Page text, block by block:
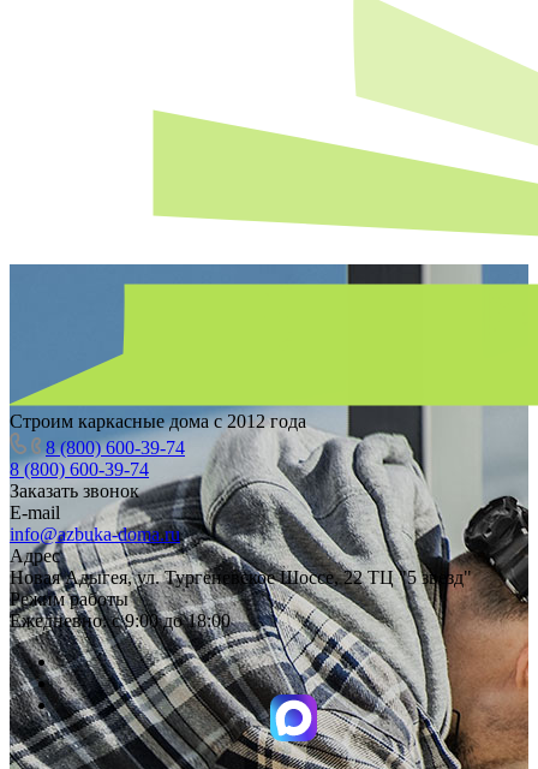
Строим каркасные дома с 2012 года
8 (800) 600-39-74
8 (800) 600-39-74
Заказать звонок
E-mail
info@azbuka-doma.ru
Адрес
Новая Адыгея, ул. Тургеневское Шоссе, 22 ТЦ "5 звезд"
Режим работы
Ежедневно: с 9:00 до 18:00